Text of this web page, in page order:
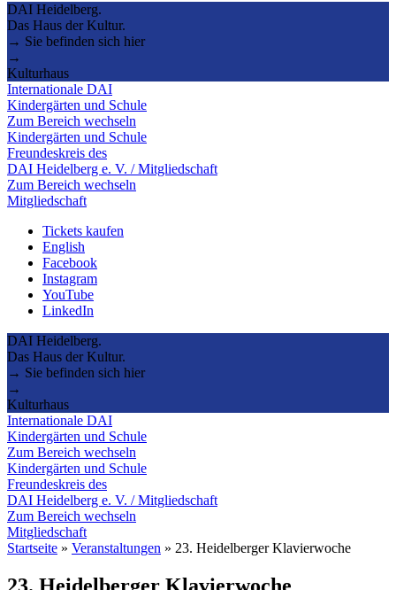
DAI Heidelberg.
Das Haus der Kultur.
→ Sie befinden sich hier
→
Kulturhaus
Internationale DAI
Kindergärten und Schule
Zum Bereich wechseln
Kindergärten und Schule
Freundeskreis des
DAI Heidelberg e. V. / Mitgliedschaft
Zum Bereich wechseln
Mitgliedschaft
Tickets kaufen
English
Facebook
Instagram
YouTube
LinkedIn
DAI Heidelberg.
Das Haus der Kultur.
→ Sie befinden sich hier
→
Kulturhaus
Internationale DAI
Kindergärten und Schule
Zum Bereich wechseln
Kindergärten und Schule
Freundeskreis des
DAI Heidelberg e. V. / Mitgliedschaft
Zum Bereich wechseln
Mitgliedschaft
Startseite » Veranstaltungen » 23. Heidelberger Klavierwoche
23. Heidelberger Klavierwoche